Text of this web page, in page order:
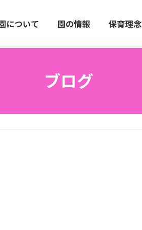
について 園の情報 保育理念
ブログ